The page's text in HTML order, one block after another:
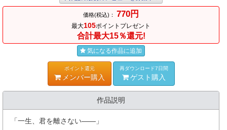
価格(税込)： 770円
最大105ポイントプレゼント
合計最大15％還元!
気になる作品に追加
ポイント還元
メンバー購入
再ダウンロード7日間
ゲスト購入
作品説明
「一生、君を離さない――」